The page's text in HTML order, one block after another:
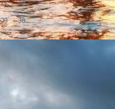
29 30